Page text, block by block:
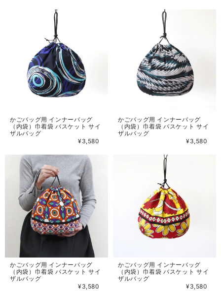
かごバッグ用 インナーバッグ
（内袋）巾着袋 バスケット サイ
ザルバッグ
¥3,580
かごバッグ用 インナーバッグ
（内袋）巾着袋 バスケット サイ
ザルバッグ
¥3,580
かごバッグ用 インナーバッグ
（内袋）巾着袋 バスケット サイ
ザルバッグ
¥3,580
かごバッグ用 インナーバッグ
（内袋）巾着袋 バスケット サイ
ザルバッグ
¥3,580